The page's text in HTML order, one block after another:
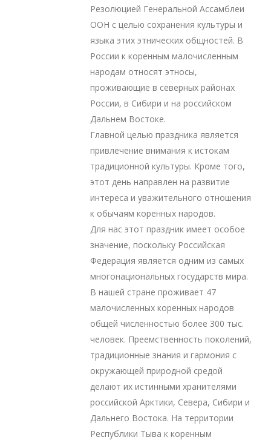
Резолюцией Генеральной Ассамблеи
ООН с целью сохранения культуры и
языка этих этнических общностей. В
России к коренным малочисленным
народам относят этносы,
проживающие в северных районах
России, в Сибири и на российском
Дальнем Востоке.
Главной целью праздника является
привлечение внимания к истокам
традиционной культуры. Кроме того,
этот день направлен на развитие
интереса и уважительного отношения
к обычаям коренных народов.
Для нас этот праздник имеет особое
значение, поскольку Российская
Федерация является одним из самых
многонациональных государств мира.
В нашей стране проживает 47
малочисленных коренных народов
общей численностью более 300 тыс.
человек. Преемственность поколений,
традиционные знания и гармония с
окружающей природной средой
делают их истинными хранителями
российской Арктики, Севера, Сибири и
Дальнего Востока. На территории
Республики Тыва к коренным